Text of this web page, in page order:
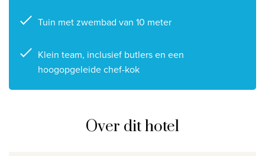
Tuin met zwembad van 10 meter
Klein team, inclusief butlers en een
hoogopgeleide chef-kok
Over dit hotel